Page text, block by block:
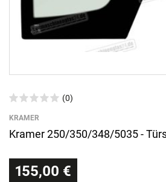
(0)
KRAMER
Kramer 250/350/348/5035 -
155,00 €